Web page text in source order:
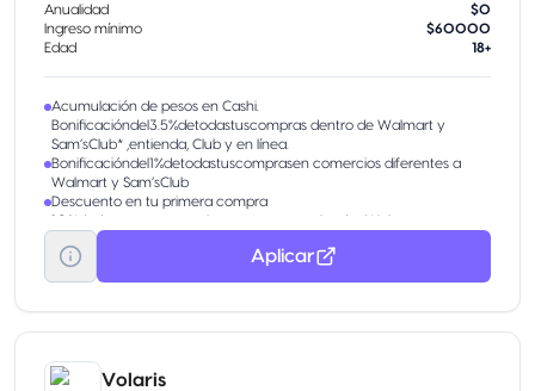
Anualidad
$0
Ingreso mínimo
$60000
Edad
18+
Acumulación de pesos en Cashi.
Bonificacióndel3.5%detodastuscompras dentro de Walmart y
Sam’sClub* ,entienda, Club y en línea.
Bonificacióndel1%detodastuscomprasen comercios diferentes a
Walmart y Sam’sClub
Descuento en tu primera compra
10%dedescuentoentuprimeracompraen tiendas Walmart
Aplicar
Volaris